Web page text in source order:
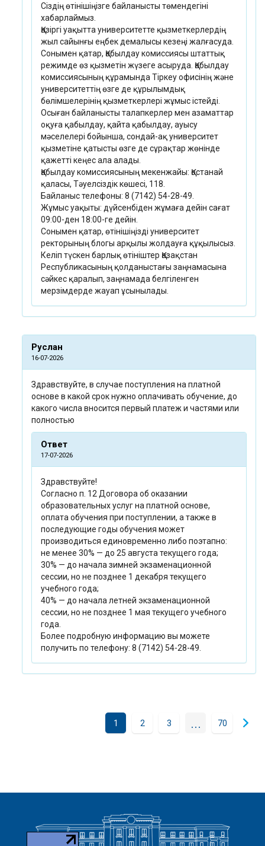
Сіздің өтінішіңізге байланысты төмендегіні
хабарлаймыз.
Қазіргі уақытта университетте қызметкерлердің
жыл сайынғы еңбек демалысы кезеңі жалғасуда.
Сонымен қатар, Қабылдау комиссиясы штаттық
режимде өз қызметін жүзеге асыруда. Қабылдау
комиссиясының құрамында Тіркеу офисінің және
университеттің өзге де құрылымдық
бөлімшелерінің қызметкерлері жұмыс істейді.
Осыған байланысты талапкерлер мен азаматтар
оқуға қабылдау, қайта қабылдау, ауысу
мәселелері бойынша, сондай-ақ университет
қызметіне қатысты өзге де сұрақтар жөнінде
қажетті кеңес ала алады.
Қабылдау комиссиясының мекенжайы: Қостанай
қаласы, Тәуелсіздік көшесі, 118.
Байланыс телефоны: 8 (7142) 54-28-49.
Жұмыс уақыты: дүйсенбіден жұмаға дейін сағат
09:00-ден 18:00-ге дейін.
Сонымен қатар, өтінішіңізді университет
ректорының блогы арқылы жолдауға құқылысыз.
Келіп түскен барлық өтініштер Қазақстан
Республикасының қолданыстағы заңнамасына
сәйкес қаралып, заңнамада белгіленген
мерзімдерде жауап ұсынылады.
Руслан
16-07-2026
Здравствуйте, в случае поступления на платной
основе в какой срок нужно оплачивать обучение, до
какого числа вносится первый платеж и частями или
полностью
Ответ
17-07-2026
Здравствуйте!
Согласно п. 12 Договора об оказании
образовательных услуг на платной основе,
оплата обучения при поступлении, а также в
последующие годы обучения может
производиться единовременно либо поэтапно:
не менее 30% — до 25 августа текущего года;
30% — до начала зимней экзаменационной
сессии, но не позднее 1 декабря текущего
учебного года;
40% — до начала летней экзаменационной
сессии, но не позднее 1 мая текущего учебного
года.
Более подробную информацию вы можете
получить по телефону: 8 (7142) 54-28-49.
1 2 3 ... 70